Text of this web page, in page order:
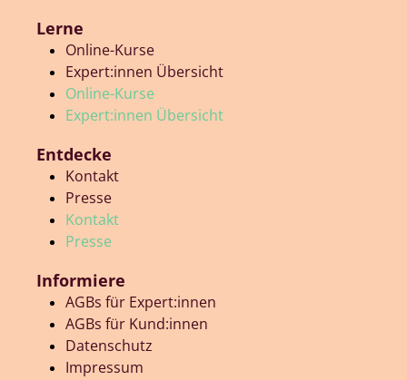
Lerne
Online-Kurse
Expert:innen Übersicht
Online-Kurse
Expert:innen Übersicht
Entdecke
Kontakt
Presse
Kontakt
Presse
Informiere
AGBs für Expert:innen
AGBs für Kund:innen
Datenschutz
Impressum